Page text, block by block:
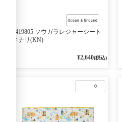
4419805 ソウガラレジャーシート
キナリ(KN)
¥2,640(税込)
0